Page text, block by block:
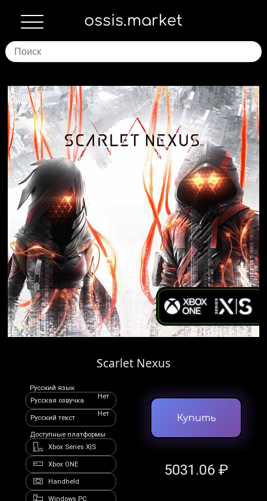
ossis.market
Scarlet Nexus
Русский язык
Русская озвучка
Нет
Русский текст
Нет
Доступные платформы
Xbox Series X|S
Xbox ONE
Handheld
Windows PC
Купить
5031.06 ₽